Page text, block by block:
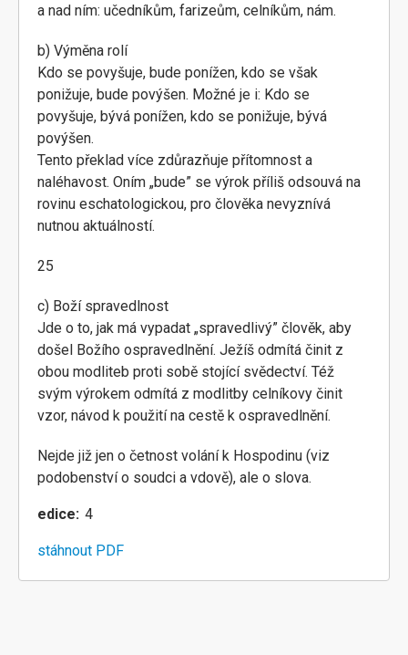
a nad ním: učedníkům, farizeům, celníkům, nám.
b) Výměna rolí
Kdo se povyšuje, bude ponížen, kdo se však
ponižuje, bude povýšen. Možné je i: Kdo se
povyšuje, bývá ponížen, kdo se ponižuje, bývá
povýšen.
Tento překlad více zdůrazňuje přítomnost a
naléhavost. Oním „bude” se výrok příliš odsouvá na
rovinu eschatologickou, pro člověka nevyznívá
nutnou aktuálností.
25
c) Boží spravedlnost
Jde o to, jak má vypadat „spravedlivý” člověk, aby
došel Božího ospravedlnění. Ježíš odmítá činit z
obou modliteb proti sobě stojící svědectví. Též
svým výrokem odmítá z modlitby celníkovy činit
vzor, návod k použití na cestě k ospravedlnění.
Nejde již jen o četnost volání k Hospodinu (viz
podobenství o soudci a vdově), ale o slova.
edice 4
stáhnout PDF